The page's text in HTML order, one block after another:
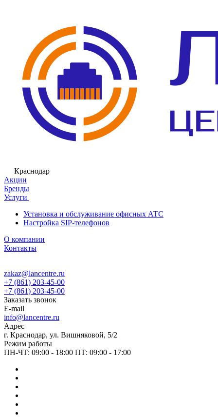
Краснодар
Акции
Бренды
Услуги
Установка и обслуживание офисных АТС
Настройка SIP-телефонов
О компании
Контакты
zakaz@lancentre.ru
+7 (861) 203-45-00
+7 (861) 203-45-00
Заказать звонок
E-mail
info@lancentre.ru
Адрес
г. Краснодар, ул. Вишняковой, 5/2
Режим работы
ПН-ЧТ: 09:00 - 18:00 ПТ: 09:00 - 17:00